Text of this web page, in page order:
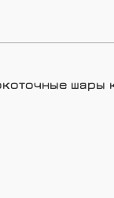
шары